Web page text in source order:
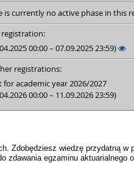
is currently no active phase in this
registration:
00:00 – 07.09.2025 23:59)
registrations:
for academic year 2026/2027
00:00 – 11.09.2026 23:59)
Zdobędziesz wiedzę przydatną w
zdawania egzaminu aktuarialnego